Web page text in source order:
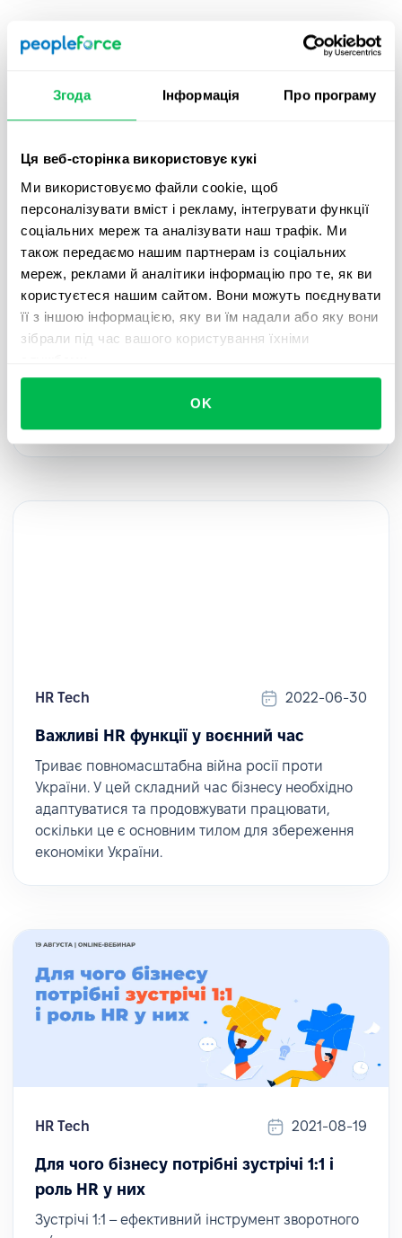
Згода Інформація Про програму
Ця веб-сторінка використовує кукі
Ми використовуємо файли cookie, щоб
персоналізувати вміст і рекламу, інтегрувати функції
соціальних мереж та аналізувати наш трафік. Ми
також передаємо нашим партнерам із соціальних
мереж, реклами й аналітики інформацію про те, як ви
користуєтеся нашим сайтом. Вони можуть поєднувати
її з іншою інформацією, яку ви їм надали або яку вони
зібрали під час вашого користування їхніми
OK
Culture 2022-09-30
Проєкт допомоги жінкам у
працевлаштуванні та професійному
розвитку
Проєкт Women For The Future, покликаний
дохід внаслідок війни, знайти нові можливості
для працевлаштування та професійного
HR Tech 2022-06-30
Важливі HR функції у воєнний час
Триває повномасштабна війна pосії проти
України. У цей складний час бізнесу необхідно
адаптуватися та продовжувати працювати,
оскільки це є основним тилом для збереження
економіки України.
HR Tech 2021-08-19
Для чого бізнесу потрібні зустрічі 1:1 і
роль HR у них
Зустрічі 1:1 – ефективний інструмент зворотного